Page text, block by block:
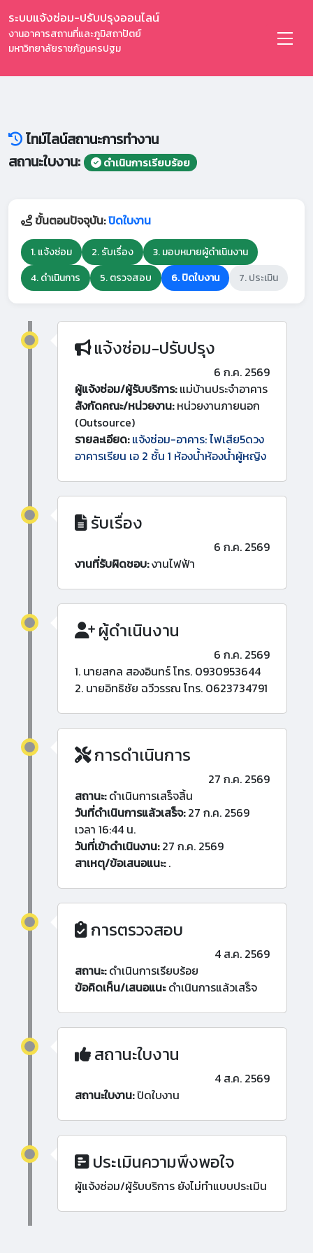
ระบบแจ้งซ่อม-ปรับปรุงออนไลน์
งานอาคารสถานที่และภูมิสถาปัตย์
มหาวิทยาลัยราชภัฏนครปฐม
ไทม์ไลน์สถานะการทำงาน
สถานะใบงาน:
ดำเนินการเรียบร้อย
ขั้นตอนปัจจุบัน:ปิดใบงาน
1. แจ้งซ่อม 2. รับเรื่อง
3. มอบหมายผู้ดำเนินงาน
4. ดำเนินการ
5. ตรวจสอบ 6. ปิดใบงาน 7. ประเมิน
แจ้งซ่อม-ปรับปรุง
6 ก.ค. 2569
ผู้แจ้งซ่อม/ผู้รับบริการ:แม่บ้านประจำอาคาร
สังกัดคณะ/หน่วยงาน:หน่วยงานภายนอก
(Outsource)
รายละเอียด: แจ้งซ่อม-อาคาร: ไฟเสีย5ดวง
อาคารเรียน เอ 2 ชั้น 1 ห้องน้ำห้องน้ำผู้หญิง
รับเรื่อง
6 ก.ค. 2569
งานที่รับผิดชอบ:งานไฟฟ้า
ผู้ดำเนินงาน
6 ก.ค. 2569
1. นายสกล สองอินทร์ โทร. 0930953644
2. นายอิทธิชัย ฉวีวรรณ โทร. 0623734791
การดำเนินการ
27 ก.ค. 2569
สถานะ:ดำเนินการเสร็จสิ้น
วันที่ดำเนินการแล้วเสร็จ:27 ก.ค. 2569
เวลา 16:44 น.
วันที่เข้าดำเนินงาน:27 ก.ค. 2569
สาเหตุ/ข้อเสนอแนะ:.
การตรวจสอบ
4 ส.ค. 2569
สถานะ:ดำเนินการเรียบร้อย
ข้อคิดเห็น/เสนอแนะดำเนินการแล้วเสร็จ
สถานะใบงาน
4 ส.ค. 2569
สถานะใบงาน:ปิดใบงาน
ประเมินความพึงพอใจ
ผู้แจ้งซ่อม/ผู้รับบริการ ยังไม่ทำแบบประเมิน